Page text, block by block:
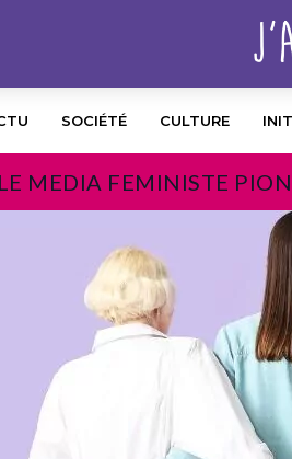
SOCIÉTÉ CULTURE
LE MEDIA FEMINISTE